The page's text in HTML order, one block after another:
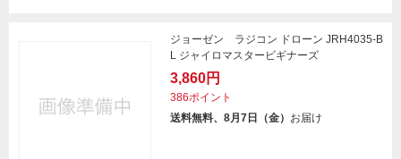
ジョーゼン ラジコン ドローン JRH4035-B
L ジャイロマスタービギナーズ
3,860円
386ポイント
送料無料、8月7日（金） お届け